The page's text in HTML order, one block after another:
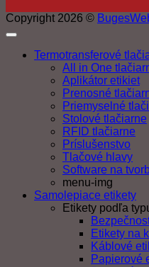
Copyright 2026 ©
Termotransferové
All in One
Aplikátor etikiet
Prenosné
Priemyselné
Stolové tlačiarne
RFID tlačiarne
Príslušenstvo
Tlačové hlavy
Software na
menu-img
Samolepiace etikety
Etikety podľa
Etikety na
Káblové
Papierové